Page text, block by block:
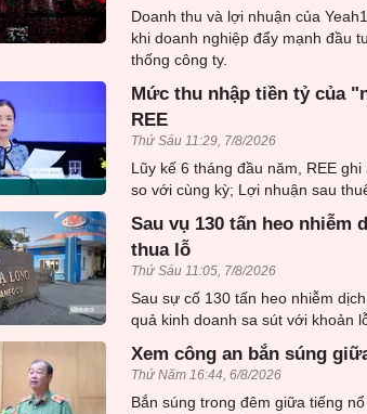
Doanh thu và lợi nhuận của
khi doanh nghiệp đẩy mạnh đầu
thống công ty.
Mức thu nhập tiền tỷ của
REE
Thứ Sáu 11:29, 7/8/2026
Lũy kế 6 tháng đầu năm, REE
so với cùng kỳ; Lợi nhuận sau
Sau vụ 130 tấn heo
thua lỗ
Thứ Sáu 11:05, 7/8/2026
Sau sự cố 130 tấn heo nhiễm
quả kinh doanh sa sút với khoản
Xem công an bắn súng
Thứ Năm 16:44, 6/8/2026
Bắn súng trong đêm giữa tiếng